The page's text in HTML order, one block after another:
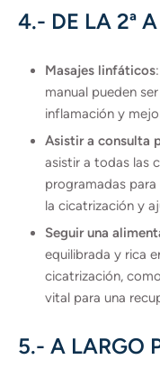
4.- DE LA 2ª
Masajes linfáticos
manual pueden
inflamación y
Asistir a consulta
asistir a todas las
programadas
la cicatrización y
Seguir una
equilibrada y rica
cicatrización,
vital para una
5.- A LARGO